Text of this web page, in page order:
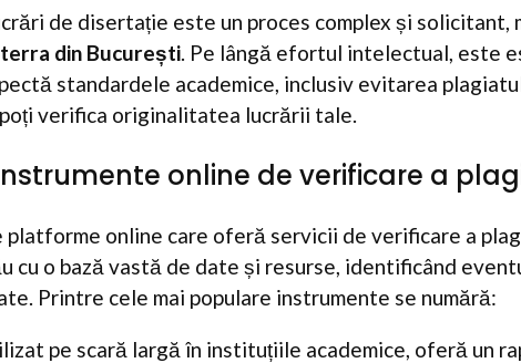
de disertație este un proces complex și solicitant,
din București. Pe lângă efortul intelectual, este
standardele academice, inclusiv evitarea
verifica originalitatea lucrării tale.
instrumente online de verificare a
platforme online care oferă servicii de verificare a
cu o bază vastă de date și resurse, identificând
Printre cele mai populare instrumente se numără:
pe scară largă în instituțiile academice, oferă un